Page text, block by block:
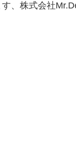
、株式会社